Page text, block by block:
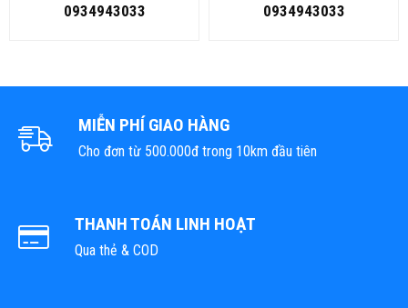
0934943033
0934943033
MIỄN PHÍ GIAO HÀNG
Cho đơn từ 500.000đ trong 10km đầu tiên
THANH TOÁN LINH HOẠT
Qua thẻ & COD